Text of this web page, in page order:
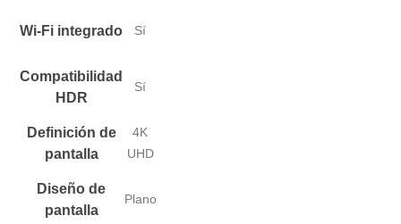
Wi-Fi integrado Sí
Compatibilidad
HDR
Sí
Definición de
pantalla
4K
UHD
Diseño de
pantalla
Plano